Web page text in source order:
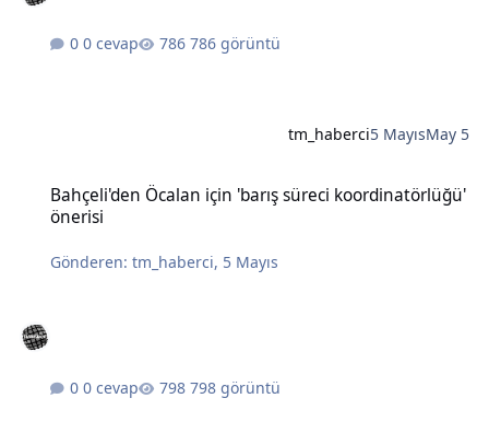
0 cevap 786 görüntü
tm_haberci5 MayısMay 5
Bahçeli'den Öcalan için 'barış süreci koordinatörlüğü'
önerisi
Gönderen:tm_haberci, 5 Mayıs
0 cevap 798 görüntü